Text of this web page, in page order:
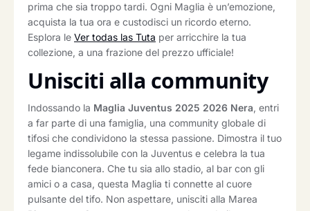
prima che sia troppo tardi. Ogni Maglia è un’emozione,
acquista la tua ora e custodisci un ricordo eterno.
Esplora le Ver todas las Tuta per arricchire la tua
collezione, a una frazione del prezzo ufficiale!
Unisciti alla community
Indossando la Maglia Juventus 2025 2026 Nera, entri
a far parte di una famiglia, una community globale di
tifosi che condividono la stessa passione. Dimostra il tuo
legame indissolubile con la Juventus e celebra la tua
fede bianconera. Che tu sia allo stadio, al bar con gli
amici o a casa, questa Maglia ti connette al cuore
pulsante del tifo. Non aspettare, unisciti alla Marea